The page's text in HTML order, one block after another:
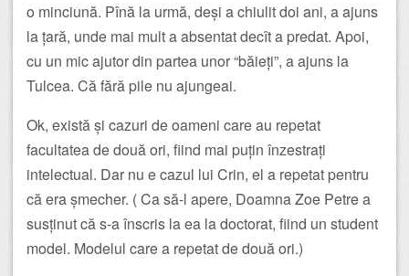
o minciună. Pînă la urmă, deși a chiulit doi ani, a ajuns
la țară, unde mai mult a absentat decît a predat. Apoi,
cu un mic ajutor din partea unor “băieți”, a ajuns la
Tulcea. Că fără pile nu ajungeai.
Ok, există și cazuri de oameni care au repetat
facultatea de două ori, fiind mai puțin înzestrați
intelectual. Dar nu e cazul lui Crin, el a repetat pentru
că era șmecher. ( Ca să-l apere, Doamna Zoe Petre a
susținut că s-a înscris la ea la doctorat, fiind un student
model. Modelul care a repetat de două ori.)